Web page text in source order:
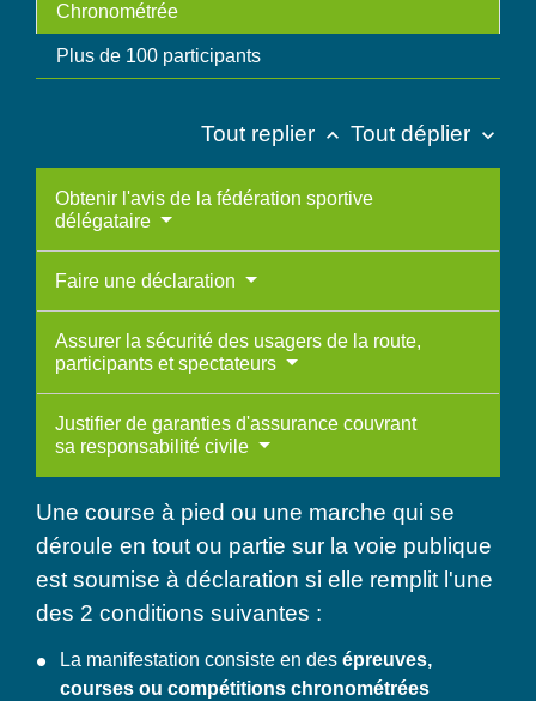
Chronométrée
Plus de 100 participants
Tout replier keyboard_arrow_up Tout déplier keyboard_arrow_down
Obtenir l'avis de la fédération sportive
délégataire
Faire une déclaration
Assurer la sécurité des usagers de la route,
participants et spectateurs
Justifier de garanties d'assurance couvrant
sa responsabilité civile
Une course à pied ou une marche qui se
déroule en tout ou partie sur la voie publique
est soumise à déclaration si elle remplit l'une
des 2 conditions suivantes :
La manifestation consiste en des épreuves,
courses ou compétitions chronométrées